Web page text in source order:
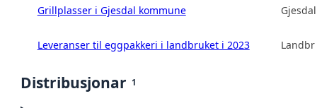
Grillplasser i Gjesdal kommune
Leveranser til eggpakkeri i landbruket i 2023
Distribusjonar 1